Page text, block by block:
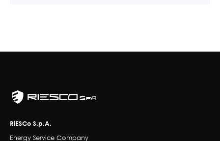
RiESCo S.p.A.
Energy Service Company